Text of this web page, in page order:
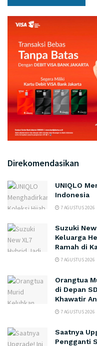
Direkomendasikan
UNIQLO
Indonesia
7 AGUSTUS 2026
Suzuki
Keluarga
Ramah di
7 AGUSTUS 2026
Orangtua
di Depan
Khawatir
7 AGUSTUS 2026
Saatnya
Pengganti